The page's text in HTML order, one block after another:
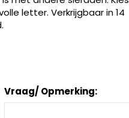
letter. Verkrijgbaar in 14
Vraag/ Opmerking: